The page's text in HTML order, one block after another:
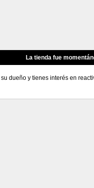
La tienda fue
dueño y tienes interés en